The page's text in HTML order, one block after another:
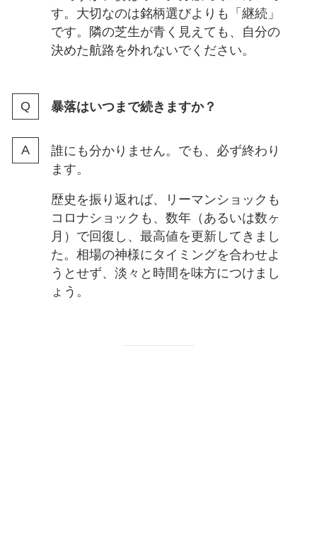
す。大切なのは銘柄選びよりも「継続」
です。隣の芝生が青く見えても、自分の
決めた航路を外れないでください。
暴落はいつまで続きますか？
誰にも分かりません。でも、必ず終わり
ます。
歴史を振り返れば、リーマンショックも
コロナショックも、数年（あるいは数ヶ
月）で回復し、最高値を更新してきまし
た。相場の神様にタイミングを合わせよ
うとせず、淡々と時間を味方につけまし
ょう。